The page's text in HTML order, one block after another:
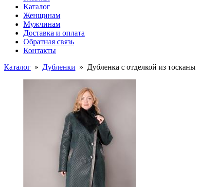
Каталог
Женщинам
Мужчинам
Доставка и оплата
Обратная связь
Контакты
Каталог » Дубленки » Дубленка с отделкой из тосканы